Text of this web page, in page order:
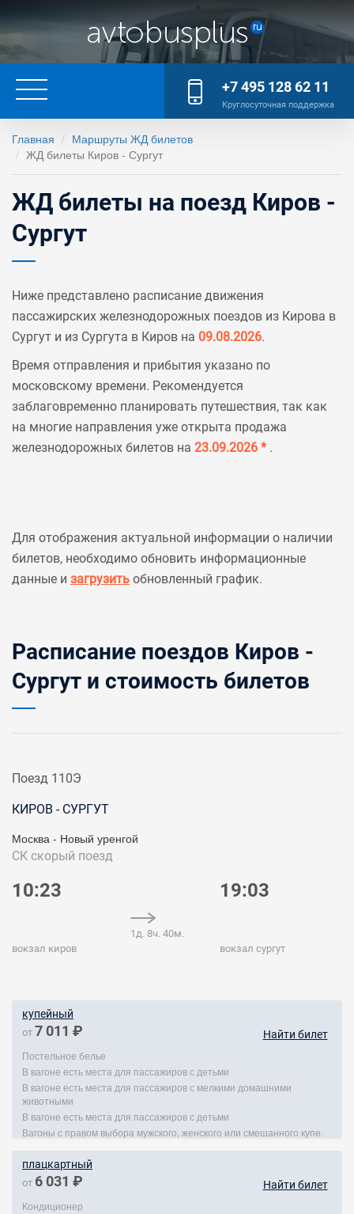
+7 495 128 62 11
Круглосуточная поддержка
Главная
Маршруты ЖД билетов
ЖД билеты Киров - Сургут
ЖД билеты на поезд Киров -
Сургут
Ниже представлено расписание движения
пассажирских железнодорожных поездов из Кирова в
Сургут и из Сургута в Киров на 09.08.2026.
Время отправления и прибытия указано по
московскому времени. Рекомендуется
заблаговременно планировать путешествия, так как
на многие направления уже открыта продажа
железнодорожных билетов на 23.09.2026 * .
Для отображения актуальной информации о наличии
билетов, необходимо обновить информационные
данные и загрузить обновленный график.
Расписание поездов Киров -
Сургут и стоимость билетов
Поезд 110Э
КИРОВ - СУРГУТ
Москва - Новый уренгой
СК скорый поезд
10:23
вокзал киров
1д. 8ч. 40м.
19:03
вокзал сургут
купейный
от 7 011 ₽ Найти билет
Постельное белье
В вагоне есть места для пассажиров с детьми
В вагоне есть места для пассажиров с мелкими домашними
животными
В вагоне есть места для пассажиров с детьми
Вагоны с правом выбора мужского, женского или смешанного купе.
плацкартный
от 6 031 ₽ Найти билет
Кондиционер